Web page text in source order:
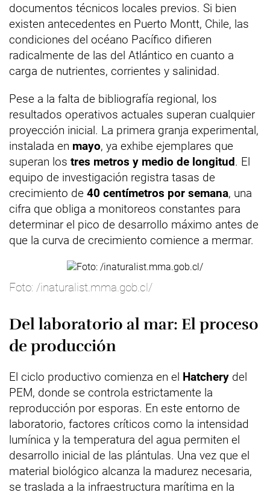
documentos técnicos locales previos. Si bien
existen antecedentes en Puerto Montt, Chile, las
condiciones del océano Pacífico difieren
radicalmente de las del Atlántico en cuanto a
carga de nutrientes, corrientes y salinidad.
Pese a la falta de bibliografía regional, los
resultados operativos actuales superan cualquier
proyección inicial. La primera granja experimental,
instalada en mayo, ya exhibe ejemplares que
superan los tres metros y medio de longitud. El
equipo de investigación registra tasas de
crecimiento de 40 centímetros por semana, una
cifra que obliga a monitoreos constantes para
determinar el pico de desarrollo máximo antes de
que la curva de crecimiento comience a mermar.
Foto: /inaturalist.mma.gob.cl/
Del laboratorio al mar: El proceso
de producción
El ciclo productivo comienza en el Hatchery del
PEM, donde se controla estrictamente la
reproducción por esporas. En este entorno de
laboratorio, factores críticos como la intensidad
lumínica y la temperatura del agua permiten el
desarrollo inicial de las plántulas. Una vez que el
material biológico alcanza la madurez necesaria,
se traslada a la infraestructura marítima en la